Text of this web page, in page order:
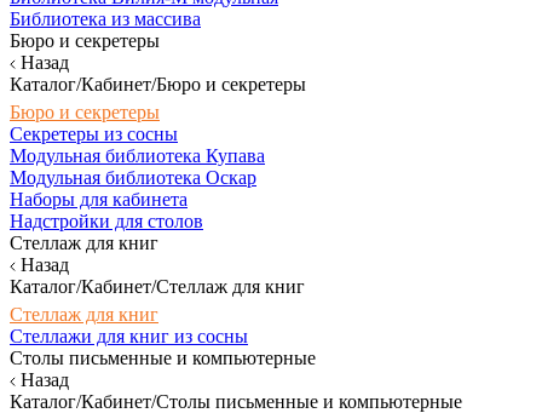
Библиотека из массива
Бюро и секретеры
Назад
Каталог/Кабинет/Бюро и секретеры
Бюро и секретеры
Секретеры из сосны
Модульная библиотека Купава
Модульная библиотека Оскар
Наборы для кабинета
Надстройки для столов
Стеллаж для книг
Назад
Каталог/Кабинет/Стеллаж для книг
Стеллаж для книг
Стеллажи для книг из сосны
Столы письменные и компьютерные
Назад
Каталог/Кабинет/Столы письменные и компьютерные